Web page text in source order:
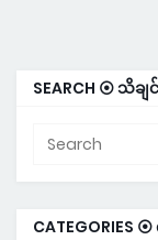
SEARCH ⦿ သိချ
CATEGORIES ⦿